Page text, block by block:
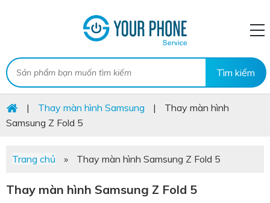
| Thay màn hình Samsung |
Thay màn hình
Samsung Z Fold 5
Trang chủ » Thay màn hình Samsung Z Fold 5
Thay màn hình Samsung Z Fold 5